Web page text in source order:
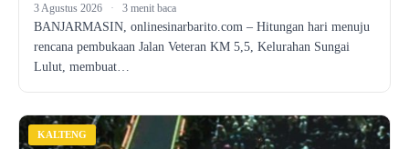
3 Agustus 2026 · 3 menit baca
BANJARMASIN, onlinesinarbarito.com – Hitungan hari menuju
rencana pembukaan Jalan Veteran KM 5,5, Kelurahan Sungai
Lulut, membuat…
KALTENG